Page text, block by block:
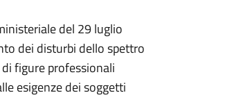
del 29 luglio
dei disturbi dello spettro
figure professionali
esigenze dei soggetti